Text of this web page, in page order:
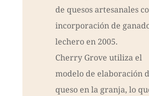
de quesos artesanales
incorporación de
lechero en 2005.
Cherry Grove utiliza el
modelo de elaboración
queso en la granja, lo